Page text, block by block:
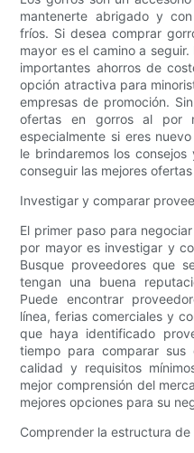
mantenerte abrigado y
fríos. Si desea comprar
mayor es el camino a
importantes ahorros de
opción atractiva para
empresas de promoción.
ofertas en gorros al por
especialmente si eres
le brindaremos los
conseguir las mejores
Investigar y comparar
El primer paso para
por mayor es investigar y
Busque proveedores que
tengan una buena
Puede encontrar
línea, ferias comerciales y
que haya identificado
tiempo para comparar
calidad y requisitos
mejor comprensión del
mejores opciones para su
Comprender la estructura